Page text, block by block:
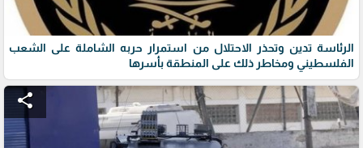
الرئاسة تدين وتحذر الاحتلال من استمرار حربه الشاملة على الشعب
الفلسطيني ومخاطر ذلك على المنطقة بأسرها
share